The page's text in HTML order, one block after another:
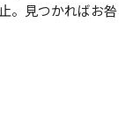
。見つかればお咎